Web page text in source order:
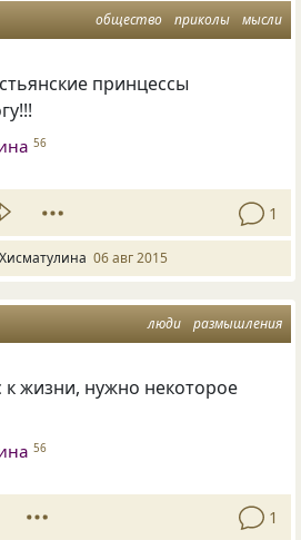
общество приколы мысли
принцессы
56
1
06 авг 2015
люди размышления
к жизни, нужно некоторое
56
1